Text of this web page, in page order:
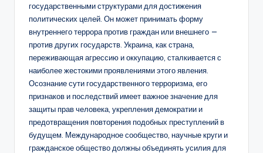
государственными структурами для достижения
политических целей. Он может принимать форму
внутреннего террора против граждан или внешнего —
против других государств. Украина, как страна,
переживающая агрессию и оккупацию, сталкивается с
наиболее жестокими проявлениями этого явления.
Осознание сути государственного терроризма, его
признаков и последствий имеет важное значение для
защиты прав человека, укрепления демократии и
предотвращения повторения подобных преступлений в
будущем. Международное сообщество, научные круги и
гражданское общество должны объединять усилия для